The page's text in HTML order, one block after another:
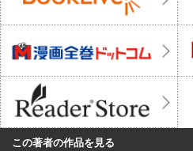
この著者の作品を見る